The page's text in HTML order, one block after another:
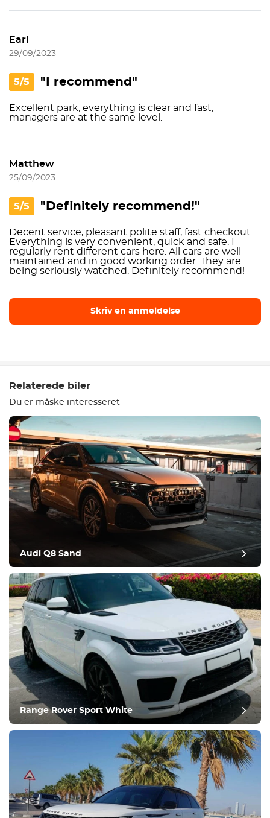
Earl
29/09/2023
5/5 "I recommend"
Excellent park, everything is clear and fast,
managers are at the same level.
Matthew
25/09/2023
5/5 "Definitely recommend!"
Decent service, pleasant polite staff, fast checkout.
Everything is very convenient, quick and safe. I
regularly rent different cars here. All cars are well
maintained and in good working order. They are
being seriously watched. Definitely recommend!
Skriv en anmeldelse
Udstyr
Komfortabel
Tilstand
Efteranmeldelse
Relaterede biler
Du er måske interesseret
Audi Q8 Sand
Range Rover Sport White